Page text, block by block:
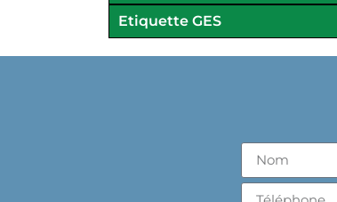
Etiquette GES